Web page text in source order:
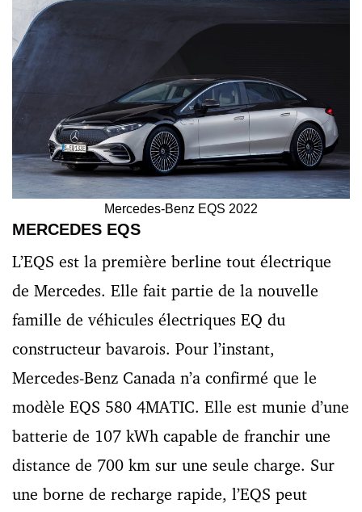
Mercedes-Benz EQS 2022
MERCEDES EQS
L’EQS est la première berline tout électrique
de Mercedes. Elle fait partie de la nouvelle
famille de véhicules électriques EQ du
constructeur bavarois. Pour l’instant,
Mercedes-Benz Canada n’a confirmé que le
modèle EQS 580 4MATIC. Elle est munie d’une
batterie de 107 kWh capable de franchir une
distance de 700 km sur une seule charge. Sur
une borne de recharge rapide, l’EQS peut